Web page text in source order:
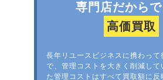
専門店だから
高価買取
長年リユースビジネスに携わって
で、管理コストを大きく削減して
た管理コストはすべて買取額に反